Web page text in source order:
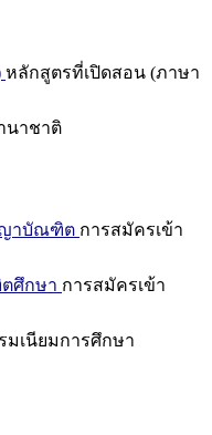
หลักสูตรที่เปิดสอน (ภาษา
นาชาติ
ญาบัณฑิต การสมัครเข้า
ศึกษา การสมัครเข้า
มเนียมการศึกษา